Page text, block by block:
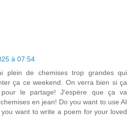
à 07:54
plein de chemises trop grandes qui
ça ce weekend. On verra bien si ça
pour le partage! J'espère que ça va
en jean! Do you want to use AI
want to write a poem for your loved